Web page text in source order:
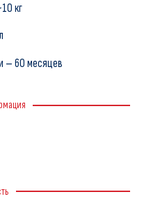
кг
– 60 месяцев